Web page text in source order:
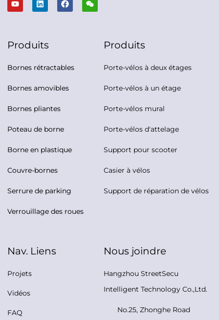
Produits
Bornes rétractables
Bornes amovibles
Bornes pliantes
Poteau de borne
Borne en plastique
Couvre-bornes
Serrure de parking
Verrouillage des roues
Produits
Porte-vélos à deux étages
Porte-vélos à un étage
Porte-vélos mural
Porte-vélos d'attelage
Support pour scooter
Casier à vélos
Support de réparation de vélos
Nav. Liens
Projets
Vidéos
FAQ
Nous joindre
Hangzhou StreetSecu
Intelligent Technology Co.,Ltd.
No.25, Zhonghe Road